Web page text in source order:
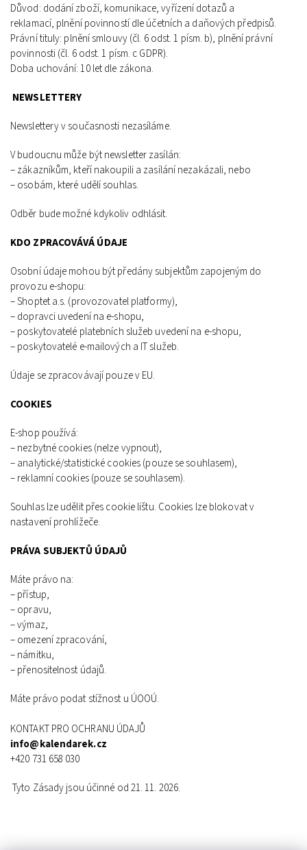
Důvod: dodání zboží, komunikace, vyřízení dotazů a
reklamací, plnění povinností dle účetních a daňových předpisů.
Právní tituly: plnění smlouvy (čl. 6 odst. 1 písm. b), plnění právní
povinnosti(čl. 6 odst. 1 písm. c GDPR).
Doba uchování: 10 let dle zákona.
NEWSLETTERY
Newslettery v současnosti nezasíláme.
V budoucnu může být newsletter zasílán:
– zákazníkům, kteří nakoupili a zasílání nezakázali, nebo
– osobám, které udělí souhlas.
Odběr bude možné kdykoliv odhlásit.
KDO ZPRACOVÁVÁ ÚDAJE
Osobní údaje mohou být předány subjektům zapojeným do
provozu e‑shopu:
– Shoptet a.s. (provozovatel platformy),
– dopravci uvedení na e‑shopu,
– poskytovatelé platebních služeb uvedení na e‑shopu,
– poskytovatelé e‑mailových a IT služeb.
Údaje se zpracovávají pouze v EU.
COOKIES
E‑shop používá:
– nezbytné cookies (nelze vypnout),
– analytické/statistické cookies (pouze se souhlasem),
– reklamní cookies (pouze se souhlasem).
Souhlas lze udělit přes cookie lištu. Cookies lze blokovat v
nastavení prohlížeče.
PRÁVA SUBJEKTŮ ÚDAJŮ
Máte právo na:
– přístup,
– opravu,
– výmaz,
– omezení zpracování,
– námitku,
– přenositelnost údajů.
Máte právo podat stížnost u ÚOOÚ.
KONTAKT PRO OCHRANU ÚDAJŮ
info@kalendarek.cz
+420 731 658 030
Tyto Zásady jsou účinné od 21. 11. 2026.